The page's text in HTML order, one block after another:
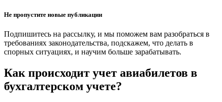
Не пропустите новые публикации
Подпишитесь на рассылку, и мы поможем вам разобраться в
требованиях законодательства, подскажем, что делать в
спорных ситуациях, и научим больше зарабатывать.
Как происходит учет авиабилетов в
бухгалтерском учете?